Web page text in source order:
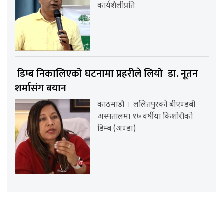
कार्यशैलीप्रति
डिम्ब निकालिएको घटनामा प्रहरीले लियो डा. नूतन
शर्मासंग बयान
काठमाडौ । ललितपुरको बीएण्डबी
अस्पतालमा १७ वर्षीया किशोरीको
डिम्ब (अण्डा)